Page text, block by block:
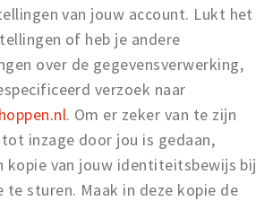
van jouw account. Lukt het
of heb je andere
over de gegevensverwerking,
verzoek naar
. Om er zeker van te zijn
inzage door jou is gedaan,
kopie van jouw identiteitsbewijs bij
te sturen. Maak in deze kopie de